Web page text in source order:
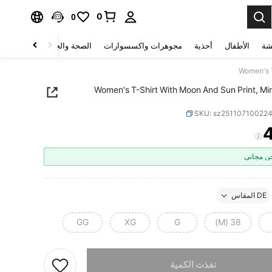
0
0
الأطفال أحذية مجوهرات واكسسوارات الصحة والجمال
Women's
Women's T-Shirt With Moon And Sun Print,
SKU:
PRICE AND
مجاني
DE المقاس
38 (M)
G
XG
GG
نفذت الكمية